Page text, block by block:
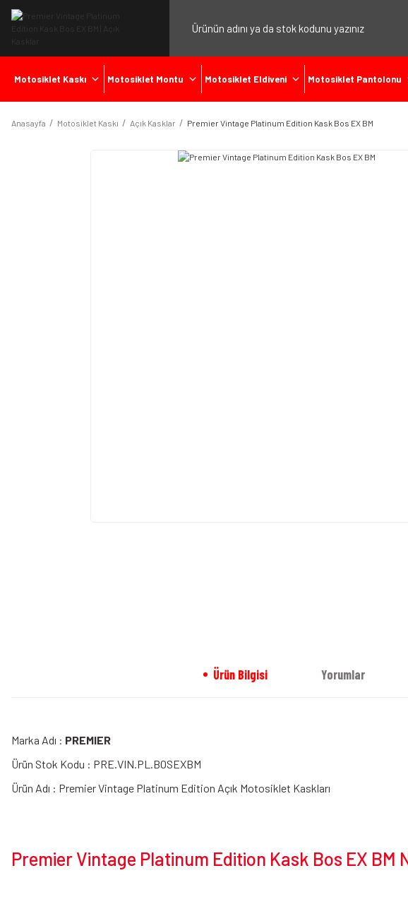
Motosiklet Kaskı Motosiklet Montu Motosiklet Eldiveni Motosiklet Pantolonu
Anasayfa Motosiklet Kaskı Açık Kasklar Premier Vintage Platinum Edition Kask Bos EX BM
Ürün Bilgisi Yorumlar
Marka Adı : PREMIER
Ürün Stok Kodu : PRE.VIN.PL.BOSEXBM
Ürün Adı : Premier Vintage Platinum Edition Açık Motosiklet Kaskları
Premier Vintage Platinum Edition Kask Bos EX BM